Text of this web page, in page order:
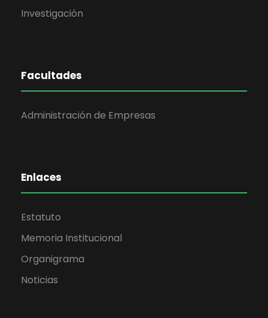
Investigación
Facultades
Administración de Empresas
Enlaces
Estatuto
Memoria Institucional
Organigrama
Noticias